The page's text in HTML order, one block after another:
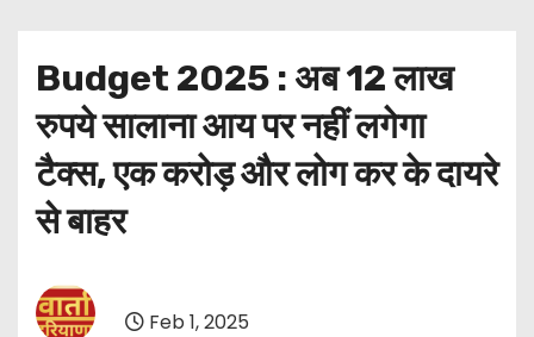
Budget 2025 : अब 12 लाख
रुपये सालाना आय पर नहीं लगेगा
टैक्स, एक करोड़ और लोग कर के दायरे
से बाहर
Feb 1, 2025